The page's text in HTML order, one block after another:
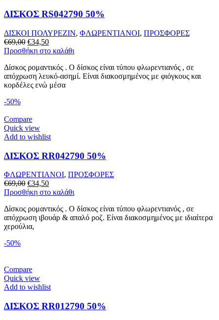
ΔΙΣΚΟΣ RS042790 50%
ΔΙΣΚΟΙ ΠΟΛΥΡΕΖΙΝ, ΦΛΩΡΕΝΤΙΑΝΟΙ, ΠΡΟΣΦΟΡΕΣ
€69,00 Original
price
€69,00.
€34,50Η
τρέχουσα
είναι:
€34,50.
Προσθήκη στο καλάθι
Δίσκος ρομαντικός . Ο δίσκος είναι τύπου φλωρεντιανός , σε
απόχρωση λευκό-ασημί. Είναι διακοσμημένος με φιόγκους και
κορδέλες ενώ μέσα
-50%
Compare
Quick view
Add to wishlist
ΔΙΣΚΟΣ RR042790 50%
ΦΛΩΡΕΝΤΙΑΝΟΙ, ΠΡΟΣΦΟΡΕΣ
€69,00 Original
price
€69,00.
€34,50Η
τρέχουσα
είναι:
€34,50.
Προσθήκη στο καλάθι
Δίσκος ρομαντικός . Ο δίσκος είναι τύπου φλωρεντιανός , σε
απόχρωση ιβουάρ & απαλό ροζ. Είναι διακοσμημένος με ιδιαίτερα
χερούλια,
-50%
Compare
Quick view
Add to wishlist
ΔΙΣΚΟΣ RR012790 50%